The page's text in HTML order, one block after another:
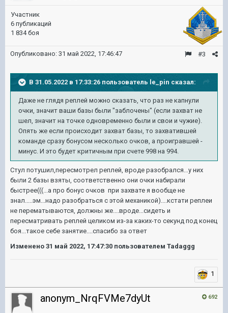
Участник
6 публикаций
1 834 боя
#3
Опубликовано: 31 май 2022, 17:46:47
В 31.05.2022 в 17:33:26 пользователь le_pin сказал:
Даже не глядя реплей можно сказать, что раз не капнули
очки, значит ваши базы были "заблочены" (если захват не
шел, значит на точке одновременно были и свои и чужие).
Опять же если происходит захват базы, то захватившей
команде сразу бонусом несколько очков, а проигравшей -
минус. И это будет критичным при счете 998 на 994.
Стул потушил,пересмотрел реплей, вроде разобрался...у них
были 2 базы взяты, соответственно они очки набирали
быстрее(((...а про бонус очков при захвате я вообще не
знал.....эм...надо разобраться с этой механикой)....кстати реплеи
не перематываются, должны же....вроде...сидеть и
пересматривать реплей целиком из-за каких-то секунд под конец
боя...такое себе занятие....спасибо за ответ
Изменено 31 май 2022, 17:47:30 пользователем Tadaggg
1
692
anonym_NrqFVMe7dyUt